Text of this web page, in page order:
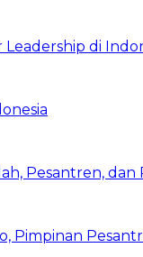
di
Pesantren,
Pimpinan